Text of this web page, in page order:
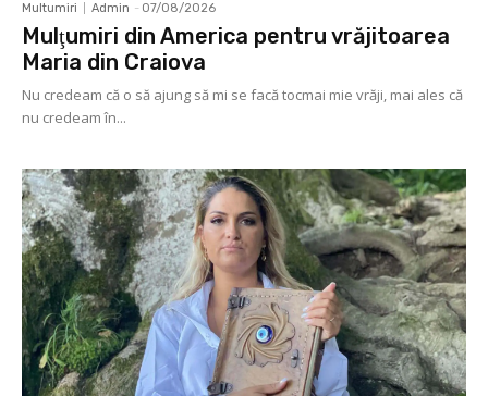
Multumiri Admin - 07/08/2026
Mulţumiri din America pentru vrăjitoarea
Maria din Craiova
Nu credeam că o să ajung să mi se facă tocmai mie vrăji, mai ales că
nu credeam în...